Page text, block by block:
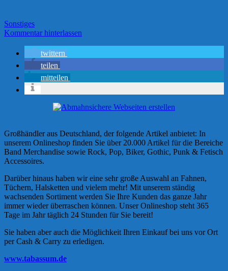
Sonstiges
Kommentar hinterlassen
twittern
teilen
mitteilen
Großhändler aus Deutschland, der folgende Artikel anbietet: In
unserem Onlineshop finden Sie über 20.000 Artikel für die Bereiche
Band Merchandise sowie Rock, Pop, Biker, Gothic, Punk & Fetisch
Accessoires.
Darüber hinaus haben wir eine sehr große Auswahl an Fahnen,
Tüchern, Halsketten und vielem mehr! Mit unserem ständig
wachsenden Sortiment werden Sie Ihre Kunden das ganze Jahr
immer wieder überraschen können. Unser Onlineshop steht 365
Tage im Jahr täglich 24 Stunden für Sie bereit!
Sie haben aber auch die Möglichkeit Ihren Einkauf bei uns vor Ort
per Cash & Carry zu erledigen.
www.tabassum.de